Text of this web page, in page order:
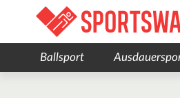
Ballsport